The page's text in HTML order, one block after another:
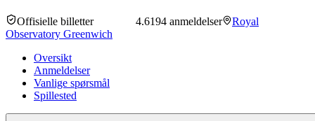
Offisielle billetter 4.6194 anmeldelser
Royal
Observatory Greenwich
Oversikt
Anmeldelser
Vanlige spørsmål
Spillested